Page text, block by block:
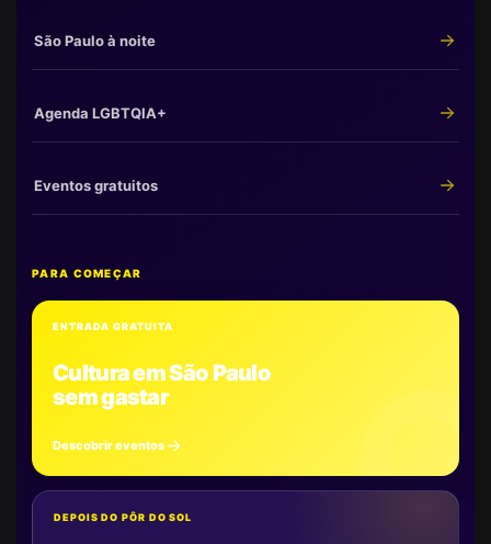
São Paulo à noite
Agenda LGBTQIA+
Eventos gratuitos
PARA COMEÇAR
ENTRADA GRATUITA
Cultura em São Paulo
sem gastar
Descobrir eventos
DEPOIS DO PÔR DO SOL